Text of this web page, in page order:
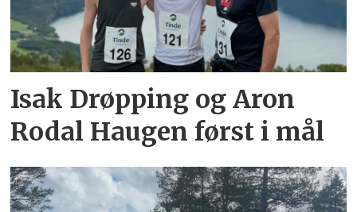
Isak Drøpping og Aron
Rodal Haugen først i mål